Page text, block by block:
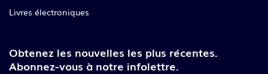
Livres électroniques
Obtenez les nouvelles les plus récentes.
Abonnez-vous à notre infolettre.